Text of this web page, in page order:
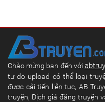
Chào mừng bạn đến với
tự do upload có thể loại
được cải tiến liên tục, AB
truyện, Dịch giả đăng truyện